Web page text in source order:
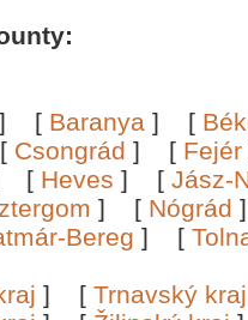
] [ Baranya ] [
[ Csongrád ] [ Fejér
[ Heves ] [ Jász-
] [ Nógrád
Bereg ] [
] [ Trnavský kraj